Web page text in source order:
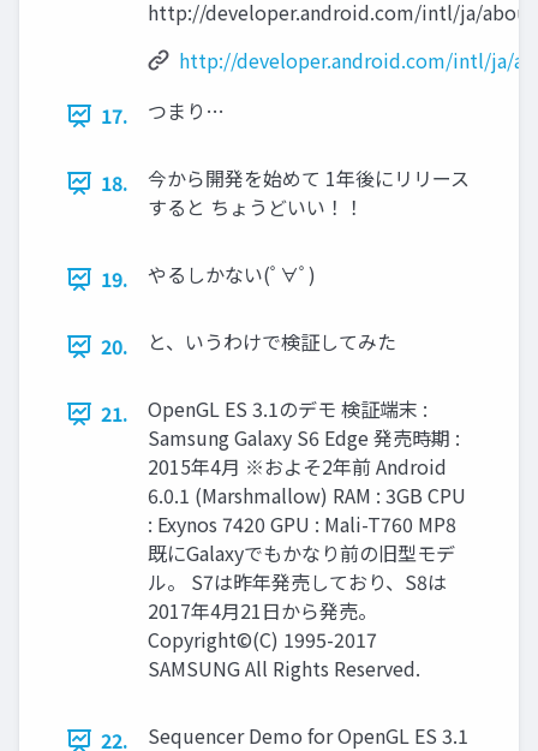
http://developer.android.com/intl/ja/
http://developer.android.com/intl/ja/
17.
つまり…
18.
今から開発を始めて 1年後にリリース
すると ちょうどいい！！
19. やるしかない(ﾟ∀ﾟ)
20. と、いうわけで検証してみた
21.
OpenGL ES 3.1のデモ 検証端末 :
Samsung Galaxy S6 Edge 発売時期 :
2015年4月 ※およそ2年前 Android
6.0.1 (Marshmallow) RAM : 3GB CPU
: Exynos 7420 GPU : Mali-T760 MP8
既にGalaxyでもかなり前の旧型モデ
ル。 S7は昨年発売しており、S8は
2017年4月21日から発売。
Copyright©(C) 1995-2017
SAMSUNG All Rights Reserved.
22. Sequencer Demo for OpenGL ES 3.1